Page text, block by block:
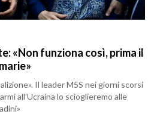
«Non funziona così, prima il
Il leader M5S nei giorni scorsi
all’Ucraina lo scioglieremo alle